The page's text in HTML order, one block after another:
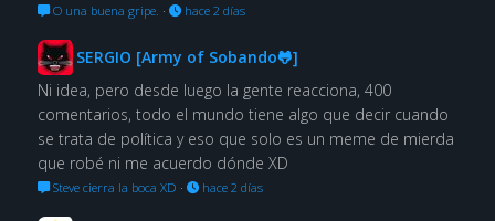
O una buena gripe. · hace 2 días
SERGIO [Army of Sobando🐸]
Ni idea, pero desde luego la gente reacciona, 400
comentarios, todo el mundo tiene algo que decir cuando
se trata de política y eso que solo es un meme de mierda
que robé ni me acuerdo dónde XD
Steve cierra la boca XD · hace 2 días